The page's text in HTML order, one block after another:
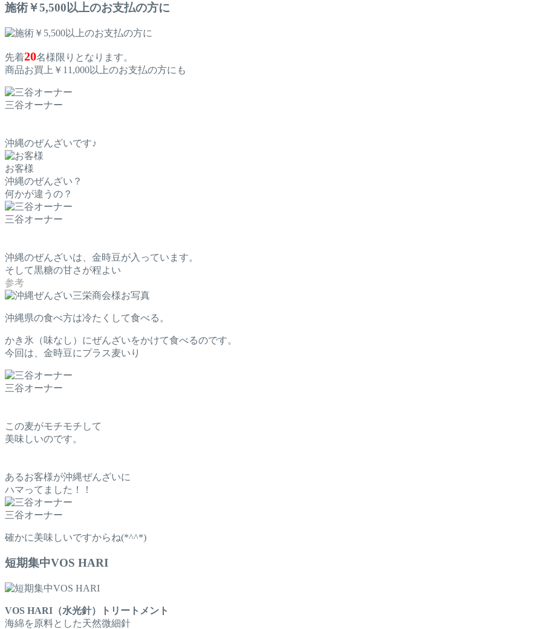
施術￥5,500以上のお支払の方に
先着20名様限りとなります。
商品お買上￥11,000以上のお支払の方にも
三谷オーナー
沖縄のぜんざいです♪
お客様
沖縄のぜんざい？
何かが違うの？
三谷オーナー
沖縄のぜんざいは、金時豆が入っています。
そして黒糖の甘さが程よい
三栄商会様お写真
沖縄県の食べ方は冷たくして食べる。
かき氷（味なし）にぜんざいをかけて食べるのです。
今回は、金時豆にプラス麦いり
三谷オーナー
この麦がモチモチして
美味しいのです。
あるお客様が沖縄ぜんざいに
ハマってました！！
三谷オーナー
確かに美味しいですからね(*^^*)
短期集中VOS HARI
VOS HARI（水光針）トリートメント
海綿を原料とした天然微細針